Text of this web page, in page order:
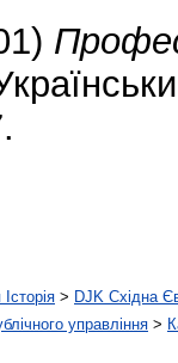
> DJK Східна
управління >